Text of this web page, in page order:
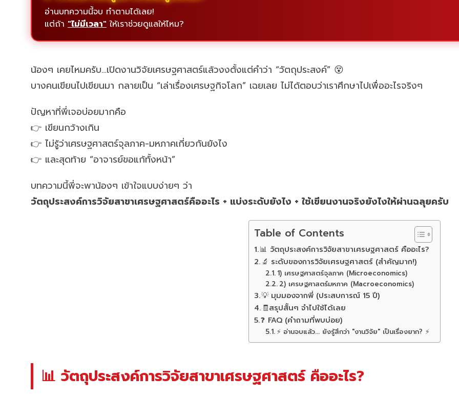
อ่านบทความนี้จบ ทำตามได้เลย!
แต่ถ้า "ไม่มีเวลา" ให้เราช่วยดูแลให้ไหม?
น้องๆ เคยไหมครับ…เปิดงานวิจัยเศรษฐศาสตร์แล้วงงตั้งแต่คำว่า “วัตถุประสงค์” 😵
บางคนเขียนไปเขียนมา กลายเป็น “เล่าเรื่องเศรษฐกิจโลก” เฉยเลย ไม่ได้ตอบว่าเราศึกษาไปเพื่ออะไรจริงๆ
ปัญหาที่พี่เจอบ่อยมากคือ
👉 เขียนกว้างเกิน
👉 ไม่รู้ว่าเศรษฐศาสตร์จุลภาค-มหภาคเกี่ยวกันยังไง
👉 และสุดท้าย “อาจารย์ขอแก้ทั้งหน้า”
บทความนี้พี่จะพาน้องๆ เข้าใจแบบง่ายๆ ว่า
วัตถุประสงค์การวิจัยสาขาเศรษฐศาสตร์คืออะไร + แบ่งระดับยังไง + ใช้เขียนงานจริงยังไงให้ผ่านฉลุยครับ
Table of Contents
📊 วัตถุประสงค์การวิจัยสาขาเศรษฐศาสตร์ คืออะไร?
🔬 ระดับของการวิจัยเศรษฐศาสตร์ (สำคัญมาก!)
1) เศรษฐศาสตร์จุลภาค (Microeconomics)
2) เศรษฐศาสตร์มหภาค (Macroeconomics)
💡 มุมมองจากพี่ (ประสบการณ์ 15 ปี)
🧾สรุปสั้นๆ จำไปใช้ได้เลย
❓ FAQ (คำถามที่พบบ่อย)
⚡ อ่านจบแล้ว... ยังรู้สึกว่า "งานวิจัย" เป็นเรื่องยาก? ⚡
📊 วัตถุประสงค์การวิจัยสาขาเศรษฐศาสตร์ คืออะไร?